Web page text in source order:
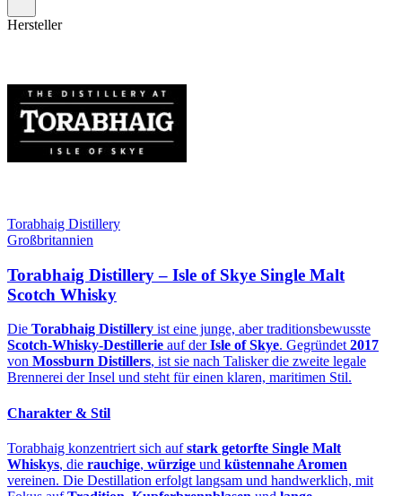
Hersteller
Torabhaig Distillery
Großbritannien
Torabhaig Distillery – Isle of Skye Single Malt
Scotch Whisky
Die Torabhaig Distillery ist eine junge, aber traditionsbewusste
Scotch‑Whisky‑Destillerie auf derIsle of Skye. Gegründet 2017
von Mossburn Distillers, ist sie nach Talisker die zweite legale
Brennerei der Insel und steht für einen klaren, maritimen Stil.
Charakter & Stil
Torabhaig konzentriert sich aufstark getorfte Single Malt
Whiskys, die rauchige, würzige und küstennahe Aromen
vereinen. Die Destillation erfolgt langsam und handwerklich, mit